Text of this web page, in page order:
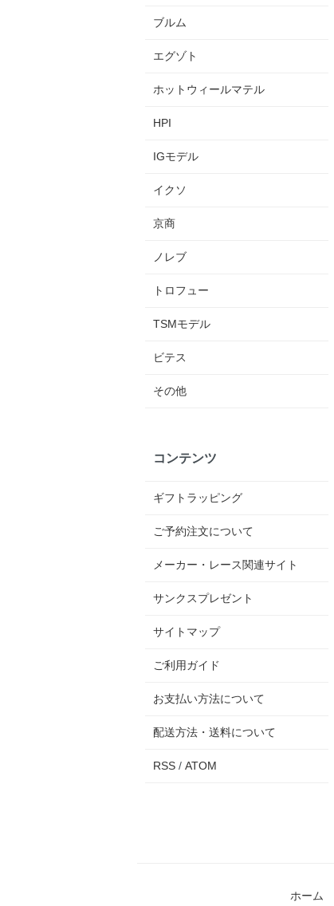
ブルム
エグゾト
ホットウィールマテル
HPI
IGモデル
イクソ
京商
ノレブ
トロフュー
TSMモデル
ビテス
その他
コンテンツ
ギフトラッピング
ご予約注文について
メーカー・レース関連サイト
サンクスプレゼント
サイトマップ
ご利用ガイド
お支払い方法について
配送方法・送料について
RSS / ATOM
ホーム